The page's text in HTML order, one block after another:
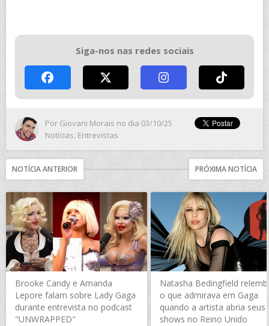
Siga-nos nas redes sociais
Por Giovani Morais no dia 03/10/25
Notícias, Entrevistas
NOTÍCIA ANTERIOR PRÓXIMA NOTÍCIA
Brooke Candy e Amanda
Lepore falam sobre Lady Gaga
durante entrevista no podcast
"UNWRAPPED"
Natasha Bedingfield
o que admirava em Gaga
quando a artista abria seus
shows no Reino Unido